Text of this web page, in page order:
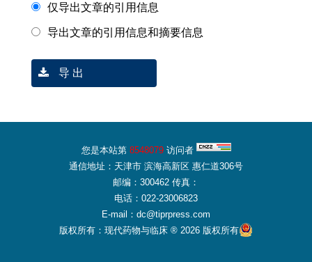
仅导出文章的引用信息
导出文章的引用信息和摘要信息
导 出
您是本站第 8548079访问者
通信地址：天津市 滨海高新区 惠仁道306号
邮编：300462 传真：
电话：022-23006823
E-mail：dc@tiprpress.com
版权所有：现代药物与临床 ® 2026 版权所有